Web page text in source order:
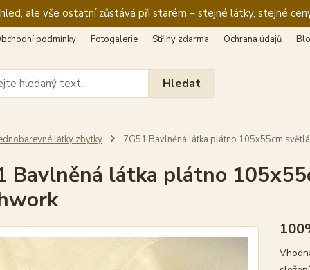
ale vše ostatní zůstává při starém – stejné látky, stejné
podmínky Fotogalerie Střihy zdarma Ochrana údajů
Hledat
látky zbytky 7G51 Bavlněná látka plátno 105x55cm
Bavlněná látka plátno